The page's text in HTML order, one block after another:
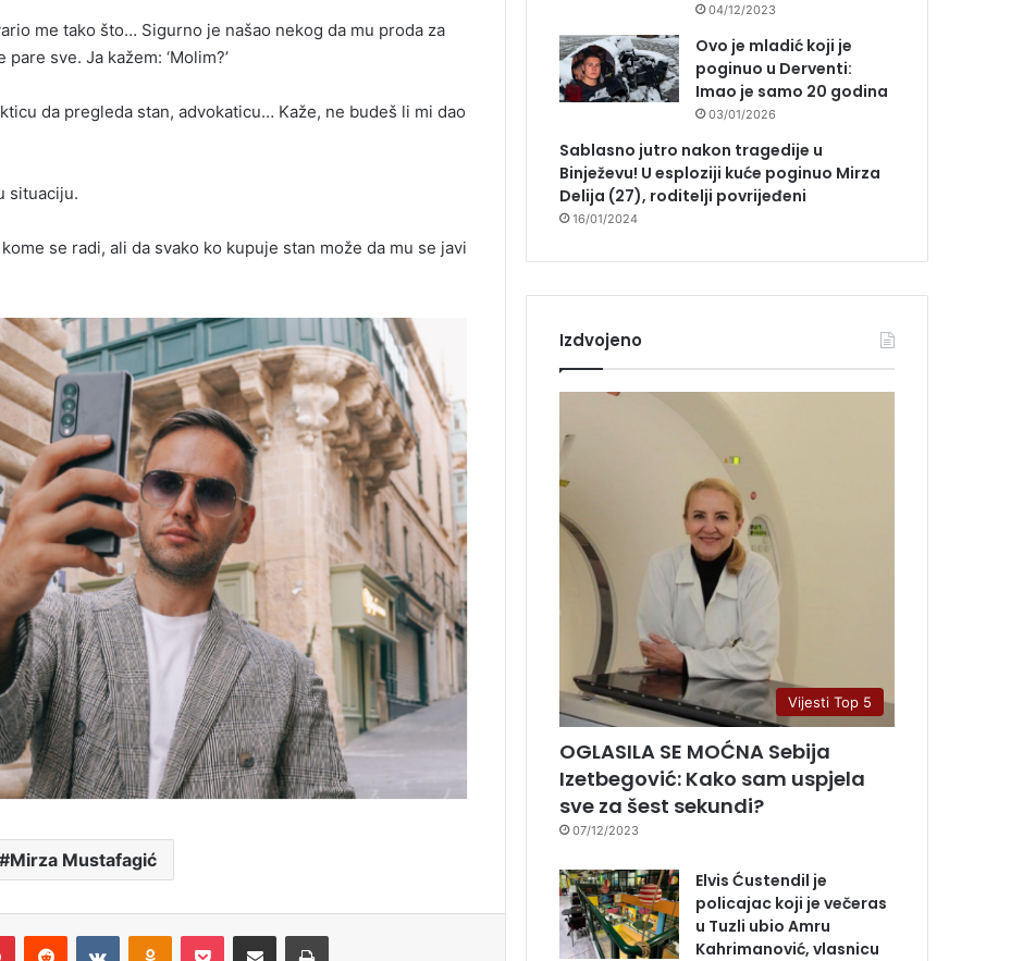
me tako što… Sigurno je našao nekog da mu proda za
sve. Ja kažem: ‘Molim?’
da pregleda stan, advokaticu… Kaže, ne budeš li mi dao
situaciju.
se radi, ali da svako ko kupuje stan može da mu se javi
Mirza Mustafagić
PinterestReddit VKontakteOdnoklassniki
Pocket Share via Email Print
04/12/2023
Ovo je mladić koji je
poginuo u Derventi:
Imao je samo 20 godina
03/01/2026
Sablasno jutro nakon tragedije u
Binježevu! U esploziji kuće poginuo Mirza
Delija (27), roditelji povrijeđeni
16/01/2024
Izdvojeno
Vijesti Top 5
OGLASILA SE MOĆNA Sebija
Izetbegović: Kako sam uspjela
sve za šest sekundi?
07/12/2023
Elvis Ćustendil je
policajac koji je večeras
u Tuzli ubio Amru
Kahrimanović, vlasnicu